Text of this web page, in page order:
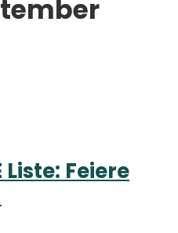
Liste: Feiere